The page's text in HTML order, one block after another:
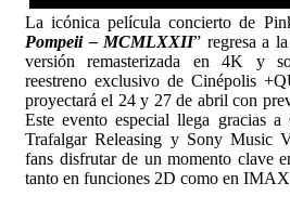
La icónica película concierto de
Pompeii – MCMLXXII” regresa a
versión remasterizada en 4K y
reestreno exclusivo de Cinépolis
proyectará el 24 y 27 de abril con
Este evento especial llega gracias
Trafalgar Releasing y Sony Music
fans disfrutar de un momento clave
tanto en funciones 2D como en